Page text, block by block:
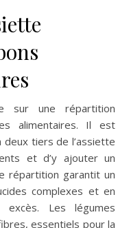
sur une répartition
alimentaires. Il est
tiers de l’assiette
et d’y ajouter un
répartition garantit un
complexes et en
Les légumes
essentiels pour la